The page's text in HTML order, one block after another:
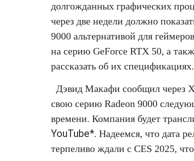
долгожданных графических
через две недели должно
9000 альтернативой для
на серию GeForce RTX 50, а
рассказать об их спецификациях.
Дэвид Макафи сообщил через
свою серию Radeon 9000
времени. Компания будет
YouTube*. Надеемся, что дата
терпеливо ждали с CES 2025,